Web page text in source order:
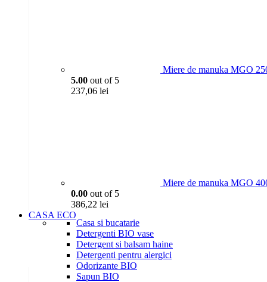
Miere de manuka MGO
5.00 out of 5
237,06 lei
Miere de manuka MGO
0.00 out of 5
386,22 lei
CASA ECO
Casa si bucatarie
Detergenti BIO vase
Detergent si balsam haine
Detergenti pentru alergici
Odorizante BIO
Sapun BIO